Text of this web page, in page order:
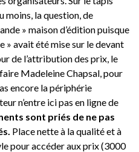
moins, la question, de
» maison d’édition puisque
» avait été mise sur le devant
de l’attribution des prix, le
Madeleine Chapsal, pour
encore la périphérie
n’entre ici pas en ligne de
sont priés de ne pas
Place nette à la qualité et à
pour accéder aux prix (3000